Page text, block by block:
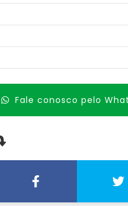
Fale conosco pelo